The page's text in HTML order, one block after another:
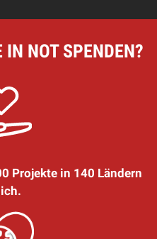
IN NOT SPENDEN?
Projekte in 140 Ländern